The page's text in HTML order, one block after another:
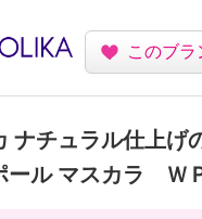
このブラ
ナチュラル仕上げ
ル マスカラ Ｗ